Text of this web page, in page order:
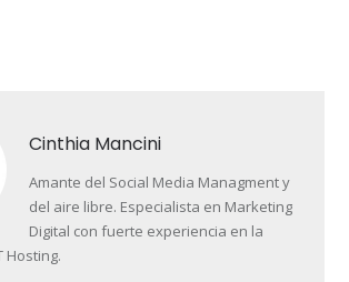
Cinthia Mancini
Amante del Social Media Managment y
del aire libre. Especialista en Marketing
Digital con fuerte experiencia en la
Hosting.